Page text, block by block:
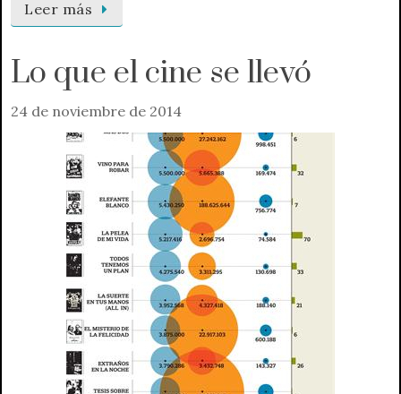
Leer más
Lo que el cine se llevó
24 de noviembre de 2014